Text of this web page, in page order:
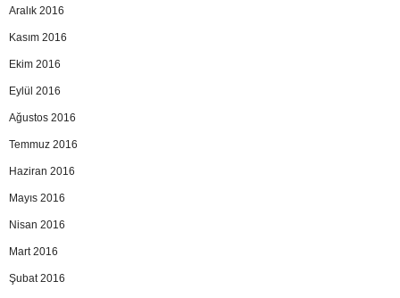
Aralık 2016
Kasım 2016
Ekim 2016
Eylül 2016
Ağustos 2016
Temmuz 2016
Haziran 2016
Mayıs 2016
Nisan 2016
Mart 2016
Şubat 2016